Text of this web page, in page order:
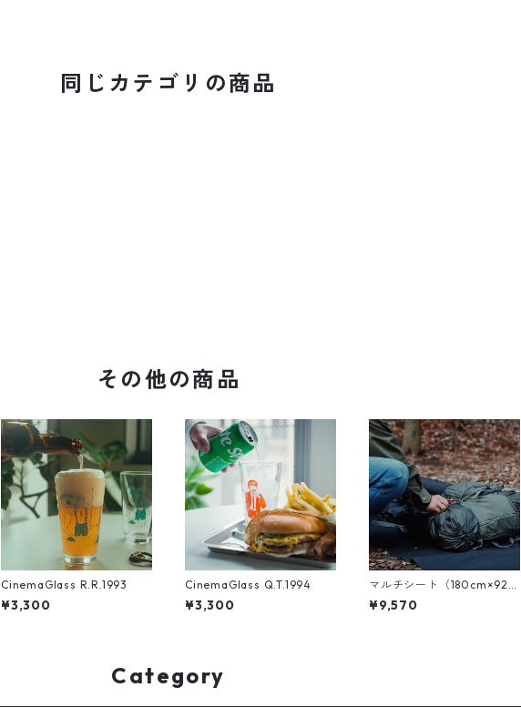
同じカテゴリの商品
その他の商品
CinemaGlass R.R.1993
¥3,300
CinemaGlass Q.T.1994
¥3,300
マルチシート（180cm×92c
m）
¥9,570
Category